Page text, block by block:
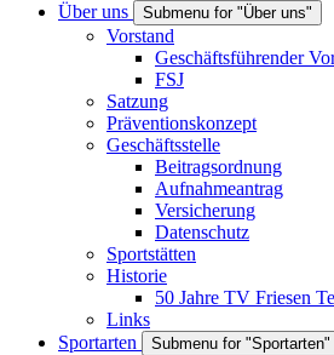
Über uns
Submenu for "Über uns"
Vorstand
Geschäftsführender
FSJ
Satzung
Präventionskonzept
Geschäftsstelle
Beitragsordnung
Aufnahmeantrag
Versicherung
Datenschutz
Sportstätten
Historie
50 Jahre TV Friesen
Links
Sportarten
Submenu for "Sportarten"